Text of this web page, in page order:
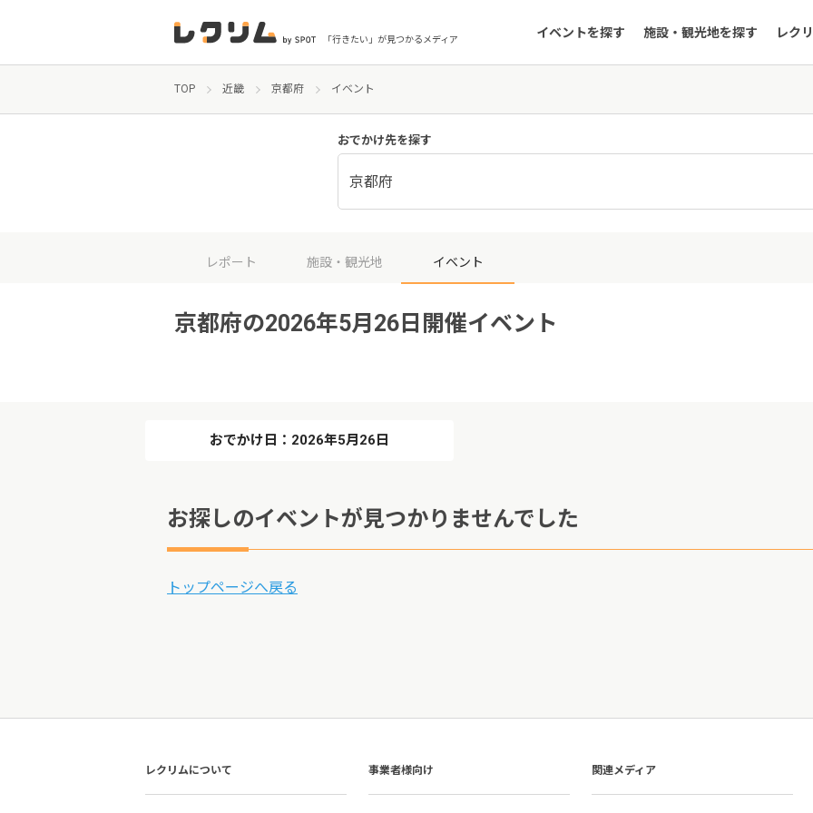
「行きたい」が見つかるメディア イベントを探す 施設・観光地を探す レク
TOP 近畿 京都府 イベント
おでかけ先を探す
京都府
レポート 施設・観光地 イベント
京都府の2026年5月26日開催イベント
おでかけ日：2026年5月26日
お探しのイベントが見つかりませんでした
トップページへ戻る
レクリムについて 事業者様向け 関連メディア